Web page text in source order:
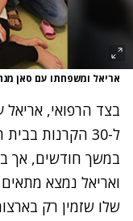
אריאל ומשפחתו עם סאן
בצד הרפואי, אריאל
ל-30 הקרנות
במשך חודשים, אך
ואריאל נמצא מתאים
שלו שזמין רק